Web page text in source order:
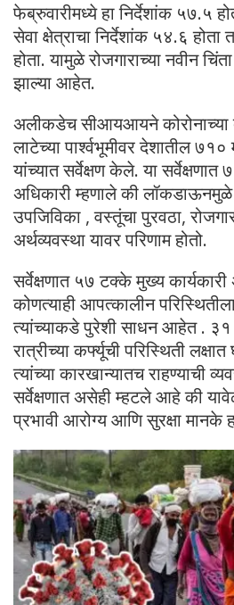
फेब्रुवारीमध्ये हा निर्देशांक ५७.५
सेवा क्षेत्राचा निर्देशांक ५४.६
होता. यामुळे रोजगाराच्या नवीन
झाल्या आहेत.
अलीकडेच सीआयआयने कोरोनाच्या
लाटेच्या पार्श्वभूमीवर देशातील
यांच्यात सर्वेक्षण केले. या
अधिकारी म्हणाले की लॉकडाऊनमुळे
उपजिविका , वस्तूंचा पुरवठा,
अर्थव्यवस्था यावर परिणाम होतो.
सर्वेक्षणात ५७ टक्के मुख्य
कोणत्याही आपत्कालीन
त्यांच्याकडे पुरेशी साधन आहेत .
रात्रीच्या कर्फ्यूची परिस्थिती
त्यांच्या कारखान्यातच राहण्याची
सर्वेक्षणात असेही म्हटले आहे की
प्रभावी आरोग्य आणि सुरक्षा मानके